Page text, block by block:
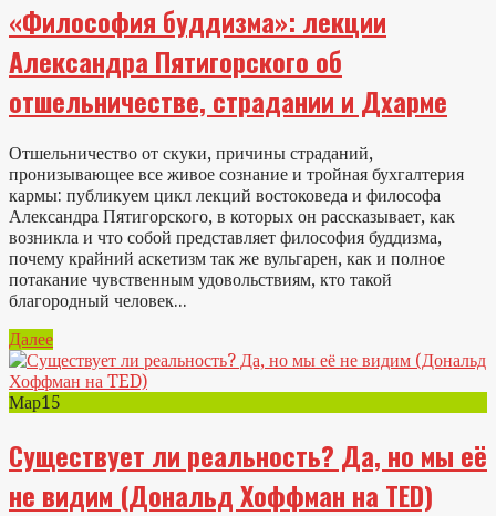
«Философия буддизма»: лекции
Александра Пятигорского об
отшельничестве, страдании и Дхарме
Отшельничество от скуки, причины страданий,
пронизывающее все живое сознание и тройная бухгалтерия
кармы: публикуем цикл лекций востоковеда и философа
Александра Пятигорского, в которых он рассказывает, как
возникла и что собой представляет философия буддизма,
почему крайний аскетизм так же вульгарен, как и полное
потакание чувственным удовольствиям, кто такой
благородный человек...
Далее
Мар15
Существует ли реальность? Да, но мы её
не видим (Дональд Хоффман на TED)